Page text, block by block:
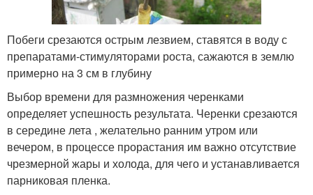
Побеги срезаются острым лезвием, ставятся в воду с
препаратами-стимуляторами роста, сажаются в землю
примерно на 3 см в глубину
Выбор времени для размножения черенками
определяет успешность результата. Черенки срезаются
в середине лета , желательно ранним утром или
вечером, в процессе прорастания им важно отсутствие
чрезмерной жары и холода, для чего и устанавливается
парниковая пленка.